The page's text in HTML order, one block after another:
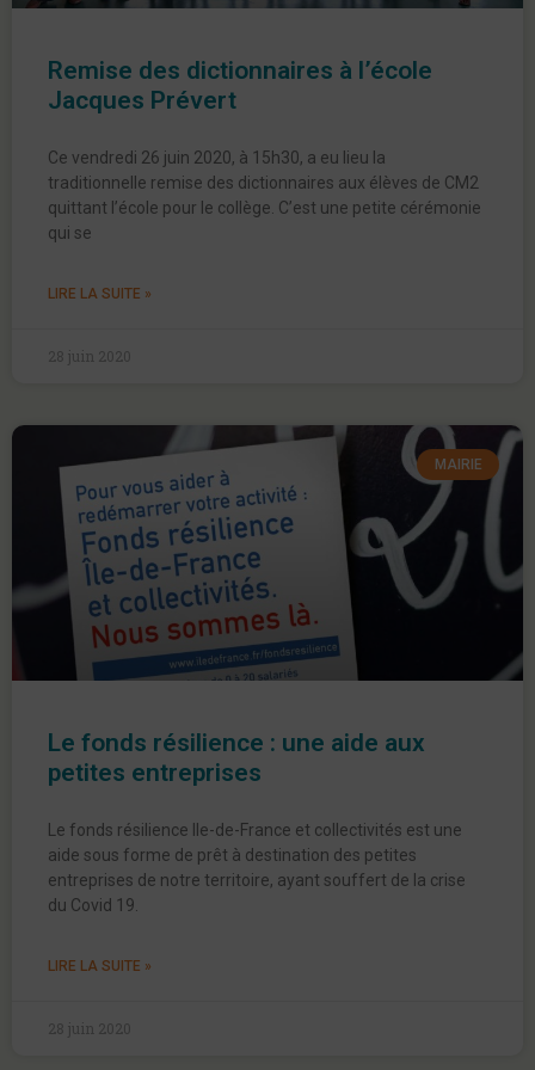
Remise des dictionnaires à l’école
Jacques Prévert
Ce vendredi 26 juin 2020, à 15h30, a eu lieu la
traditionnelle remise des dictionnaires aux élèves de CM2
quittant l’école pour le collège. C’est une petite cérémonie
qui se
LIRE LA SUITE »
28 juin 2020
MAIRIE
Le fonds résilience : une aide aux
petites entreprises
Le fonds résilience Ile-de-France et collectivités est une
aide sous forme de prêt à destination des petites
entreprises de notre territoire, ayant souffert de la crise
du Covid 19.
LIRE LA SUITE »
28 juin 2020